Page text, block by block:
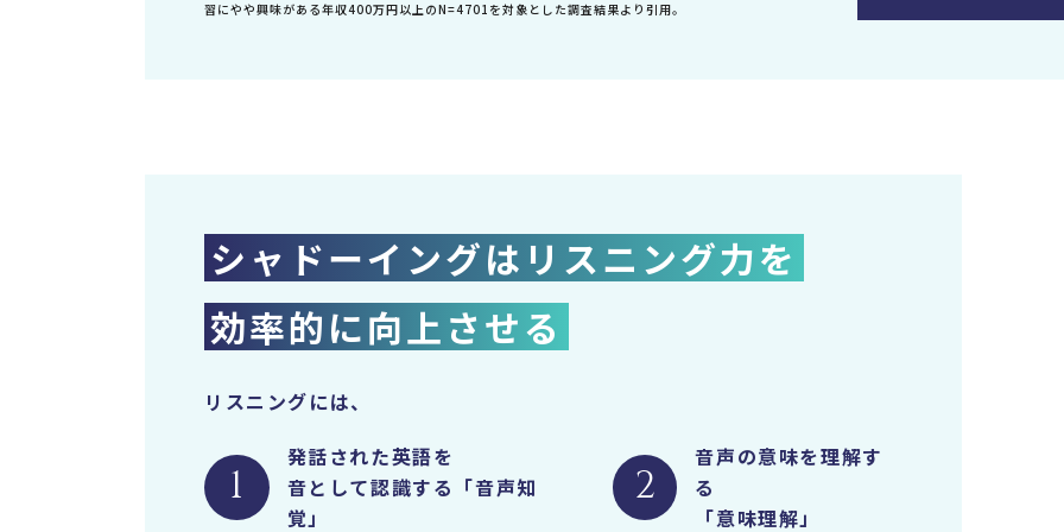
習にやや興味がある年収400万円以上のN=4701を対象とした調査結果より引用。
シャドーイングは リスニング力を
効率的に向上させる
リスニングには、
1
発話された英語を
音として認識する「音声知
覚」
2
音声の意味を理解す
る
「意味理解」